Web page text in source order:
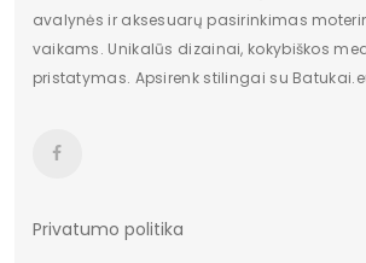
Vertimai cze
avalynės ir aksesuarų pasirinkimas
vaikams. Unikalūs dizainai, kokybiškos
pristatymas. Apsirenk stilingai su
Privatumo politika